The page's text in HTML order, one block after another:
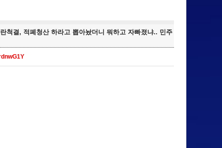
결, 적폐청산 하라고 뽑아놨더니 뭐하고 자빠졌냐.. 민주